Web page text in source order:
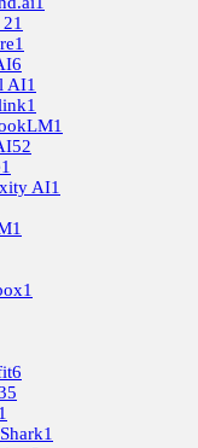
1
1
6
AI1
1
1
52
1
AI1
1
1
6
1
1